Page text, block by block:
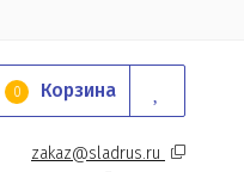
0 Корзина
zakaz@sladrus.ru